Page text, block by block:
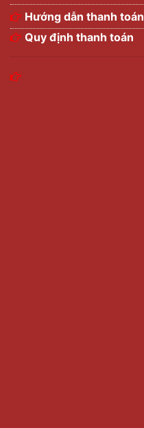
Hướng dẫn thanh toán
Quy định thanh toán